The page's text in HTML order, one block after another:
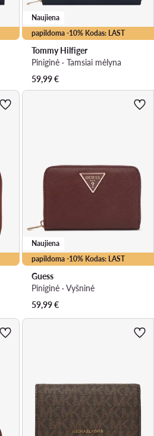
papildoma -10% Kodas: LAST
Naujiena
Tommy Hilfiger
Piniginė · Tamsiai mėlyna
59,99€
papildoma -10% Kodas: LAST
Naujiena
Guess
Piniginė · Vyšninė
59,99€